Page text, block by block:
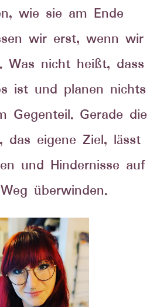
wie sie am Ende
wir erst, wenn wir
Was nicht heißt, dass
ist und planen nichts
Gegenteil. Gerade die
das eigene Ziel, lässt
und Hindernisse auf
überwinden.